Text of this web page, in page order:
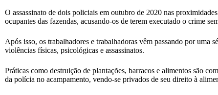
O assassinato de dois policiais em outubro de 2020 nas
ocupantes das fazendas, acusando-os de terem executado o crime
Após isso, os trabalhadores e trabalhadoras vêm passando por uma
violências físicas, psicológicas e assassinatos.
Práticas como destruição de plantações, barracos e alimentos são
da polícia no acampamento, vendo-se privados de seu direito à